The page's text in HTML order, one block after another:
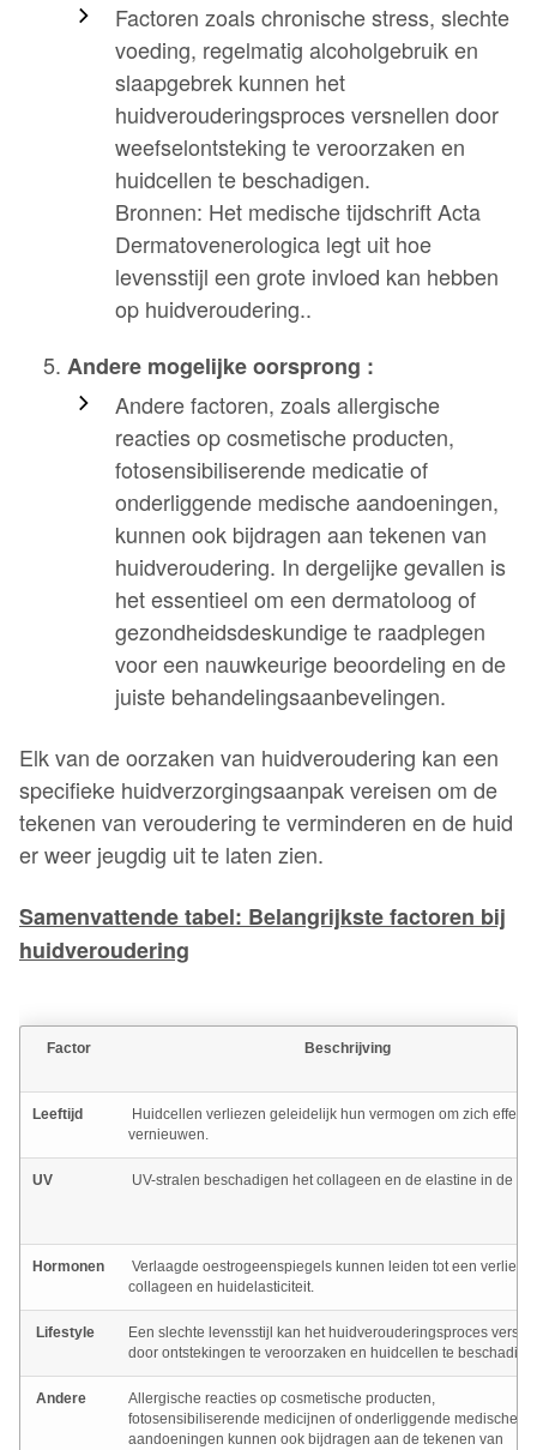
Factoren zoals chronische stress, slechte
voeding, regelmatig alcoholgebruik en
slaapgebrek kunnen het
huidverouderingsproces versnellen door
weefselontsteking te veroorzaken en
huidcellen te beschadigen.
Bronnen: Het medische tijdschrift Acta
Dermatovenerologica legt uit hoe
levensstijl een grote invloed kan hebben
op huidveroudering..
Andere mogelijke oorsprong :
Andere factoren, zoals allergische
reacties op cosmetische producten,
fotosensibiliserende medicatie of
onderliggende medische aandoeningen,
kunnen ook bijdragen aan tekenen van
huidveroudering. In dergelijke gevallen is
het essentieel om een dermatoloog of
gezondheidsdeskundige te raadplegen
voor een nauwkeurige beoordeling en de
juiste behandelingsaanbevelingen.
Elk van de oorzaken van huidveroudering kan een
specifieke huidverzorgingsaanpak vereisen om de
tekenen van veroudering te verminderen en de huid
er weer jeugdig uit te laten zien.
Samenvattende tabel: Belangrijkste factoren bij
huidveroudering
Factor Beschrijving
Leeftijd
Huidcellen verliezen geleidelijk hun vermogen om zich
vernieuwen.
UV UV-stralen beschadigen het collageen en de elastine in de
Hormonen
Verlaagde oestrogeenspiegels kunnen leiden tot een verlies
collageen en huidelasticiteit.
Lifestyle
Een slechte levensstijl kan het huidverouderingsproces
door ontstekingen te veroorzaken en huidcellen te
Andere
Allergische reacties op cosmetische producten,
fotosensibiliserende medicijnen of onderliggende medische
aandoeningen kunnen ook bijdragen aan de tekenen van